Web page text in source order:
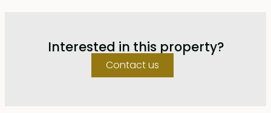
taman pribadi dan yang lainnya memiliki teras pribadi.
Area staf dan ruang cuci terletak di lantai yang sama.
Lantai atas memiliki dua kamar tidur, termasuk kamar
Interested in this property?
Contact us